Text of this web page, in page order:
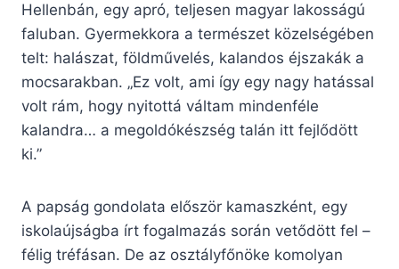
Hellenbán, egy apró, teljesen magyar lakosságú
faluban. Gyermekkora a természet közelségében
telt: halászat, földművelés, kalandos éjszakák a
mocsarakban. „Ez volt, ami így egy nagy hatással
volt rám, hogy nyitottá váltam mindenféle
kalandra… a megoldókészség talán itt fejlődött
ki.”
A papság gondolata először kamaszként, egy
iskolaújságba írt fogalmazás során vetődött fel –
félig tréfásan. De az osztályfőnöke komolyan